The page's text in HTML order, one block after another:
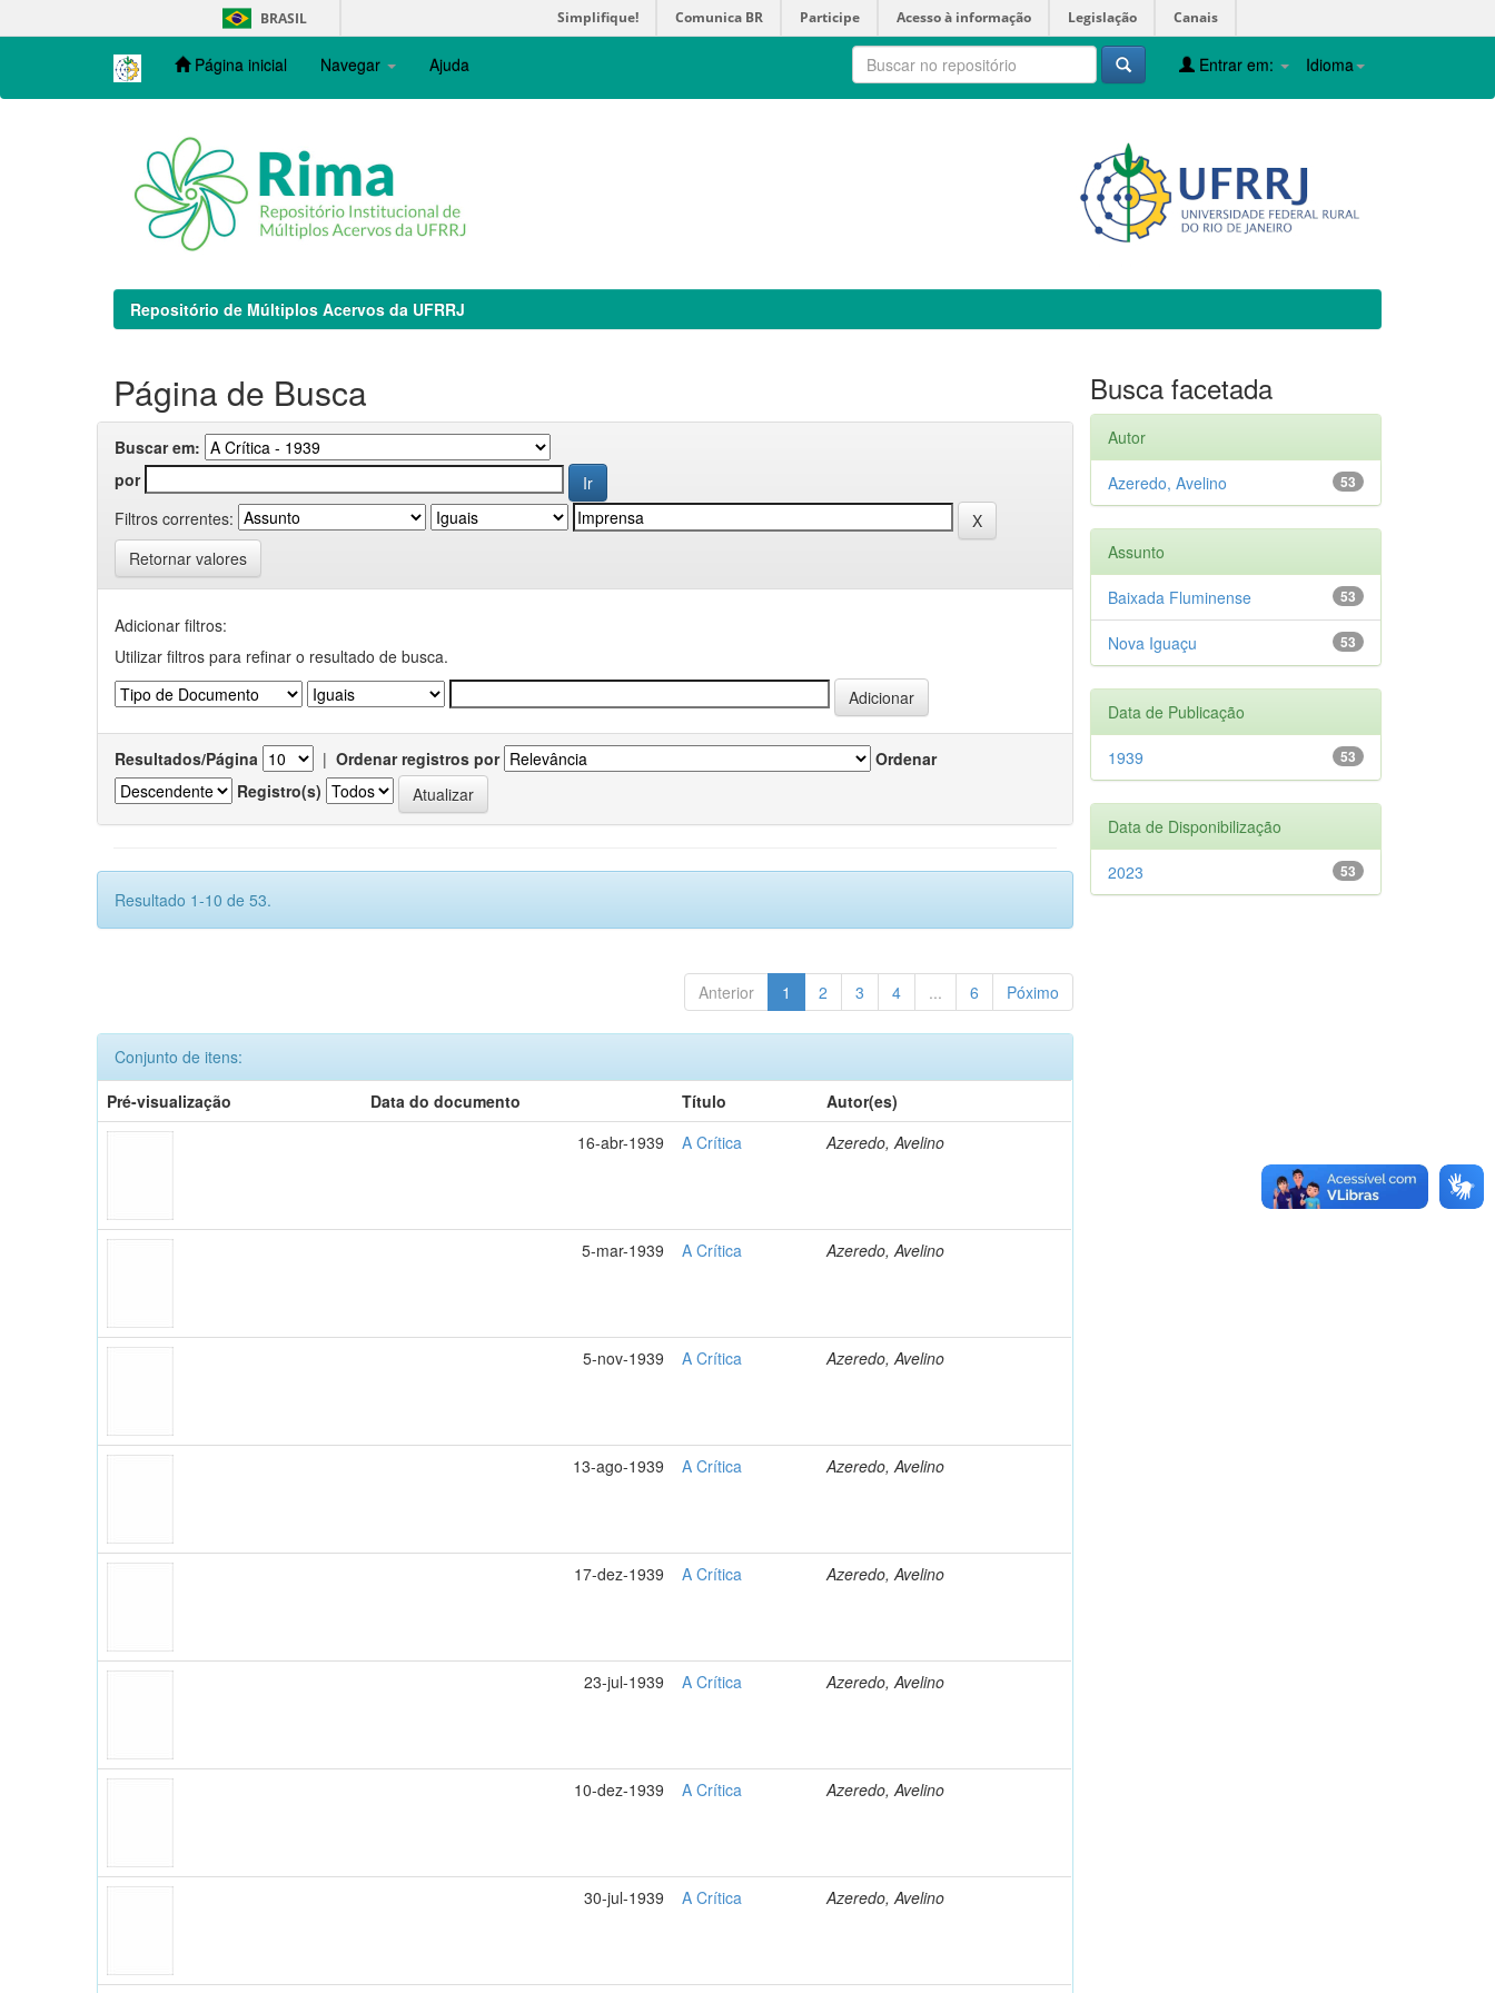
navigation
BRASIL Simplifique! Comunica BR Participe Acesso à informação Legislação Canais
Página inicial Navegar Ajuda Idioma
Entrar em:
Repositório de Múltiplos Acervos da UFRRJ
Página de Busca
Buscar em:
por
Filtros correntes:
Retornar valores
Adicionar filtros:
Utilizar filtros para refinar o resultado de busca.
Resultados/Página | Ordenar registros por
Ordenar
Registro(s)
Resultado 1-10 de 53.
Anterior 1 2 3 4 ... 6 Póximo
Conjunto de itens:
Pré-visualização
Data do documento Título
Autor(es)
16-abr-1939
A Crítica Azeredo, Avelino
5-mar-1939 A Crítica Azeredo, Avelino
5-nov-1939 A Crítica Azeredo, Avelino
13-ago-1939 A Crítica Azeredo, Avelino
17-dez-1939 A Crítica Azeredo, Avelino
23-jul-1939 A Crítica Azeredo, Avelino
10-dez-1939 A Crítica Azeredo, Avelino
30-jul-1939 A Crítica Azeredo, Avelino
Busca facetada
Autor
53
Azeredo, Avelino
Assunto
53
Baixada Fluminense
53
Nova Iguaçu
Data de Publicação
53
1939
Data de Disponibilização
53
2023